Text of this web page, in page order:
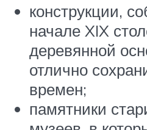
конструкции,
начале XIX
деревянной
отлично
времен;
памятники